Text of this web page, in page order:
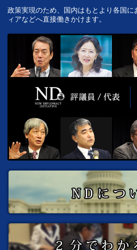
政策実現のため、国内はもとより各国
ィアなどへ直接働きかけます。